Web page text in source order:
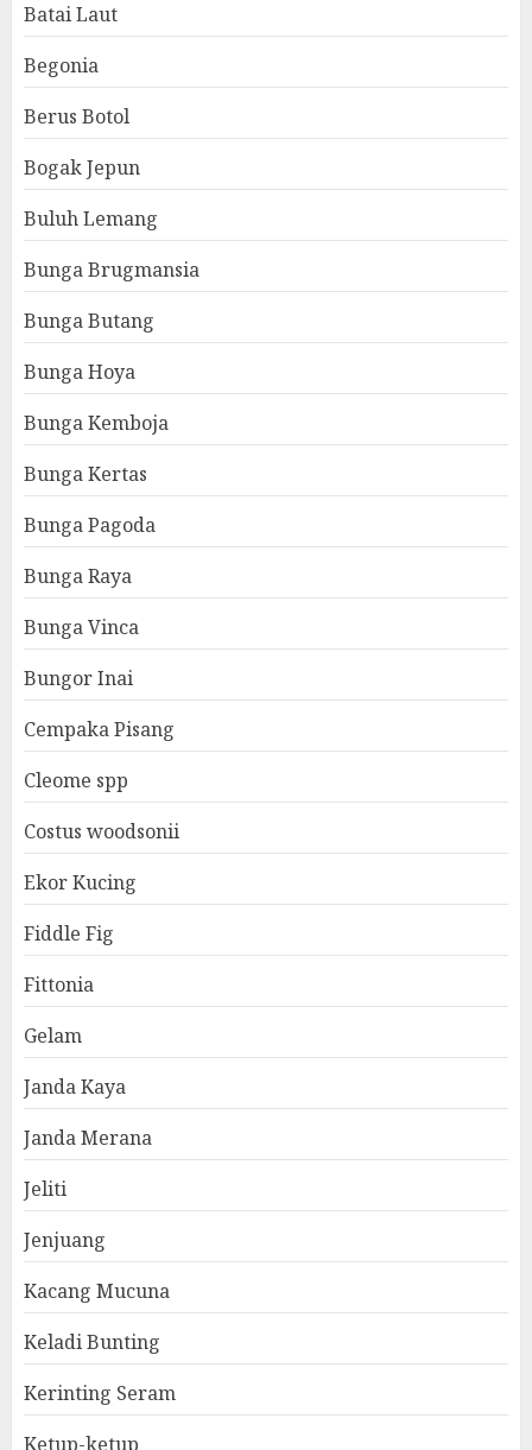
Batai Laut
Begonia
Berus Botol
Bogak Jepun
Buluh Lemang
Bunga Brugmansia
Bunga Butang
Bunga Hoya
Bunga Kemboja
Bunga Kertas
Bunga Pagoda
Bunga Raya
Bunga Vinca
Bungor Inai
Cempaka Pisang
Cleome spp
Costus woodsonii
Ekor Kucing
Fiddle Fig
Fittonia
Gelam
Janda Kaya
Janda Merana
Jeliti
Jenjuang
Kacang Mucuna
Keladi Bunting
Kerinting Seram
Ketup-ketup